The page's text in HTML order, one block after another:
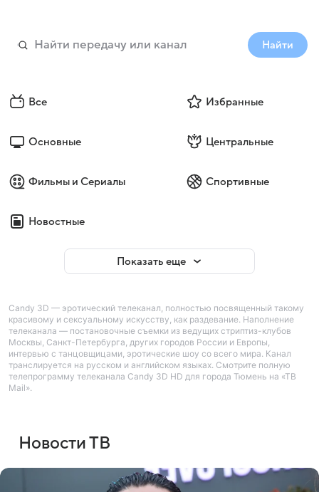
Найти
Все Избранные
Основные Центральные
Фильмы и Сериалы Спортивные
Новостные
Показать еще
Candy 3D — эротический телеканал, полностью посвященный такому
красивому и сексуальному искусству, как раздевание. Наполнение
телеканала — постановочные съемки из ведущих стриптиз-клубов
Москвы, Санкт-Петербурга, других городов России и Европы,
интервью с танцовщицами, эротические шоу со всего мира. Канал
транслируется на русском и английском языках. Смотрите полную
телепрограмму телеканала Candy 3D HD для города Тюмень на «ТВ
Mail».
Новости ТВ